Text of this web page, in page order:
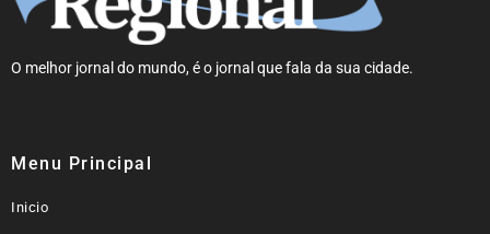
O melhor jornal do mundo, é o jornal que fala da sua cidade.
Menu Principal
Inicio